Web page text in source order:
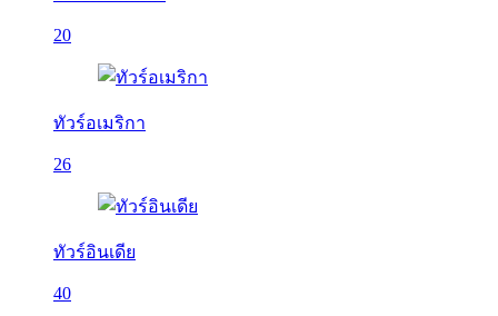
20
ทัวร์อเมริกา
26
ทัวร์อินเดีย
40